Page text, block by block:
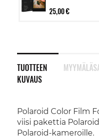
25,00 €
TUOTTEEN
KUVAUS
Polaroid Color Film
viisi pakettia
Polaroid-kameroille.